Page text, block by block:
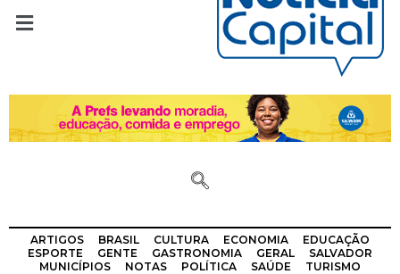
ARTIGOS BRASIL CULTURA ECONOMIA
EDUCAÇÃO
ESPORTE
GENTE GASTRONOMIA GERAL
SALVADOR
MUNICÍPIOS
NOTAS POLÍTICA SAÚDE TURISMO